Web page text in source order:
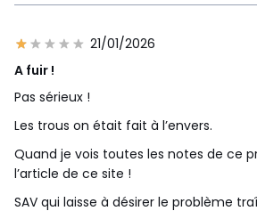
21/01/2026
A fuir !
Pas sérieux !
Les trous on était fait à l’envers.
Quand je vois toutes les notes de ce
l’article de ce site !
SAV qui laisse à désirer le problème